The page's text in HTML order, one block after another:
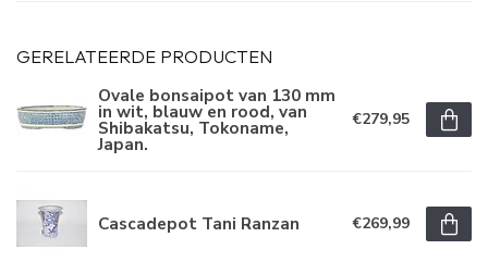
GERELATEERDE PRODUCTEN
Ovale bonsaipot van 130 mm
in wit, blauw en rood, van
Shibakatsu, Tokoname,
Japan.
€279,95
Cascadepot Tani Ranzan €269,99